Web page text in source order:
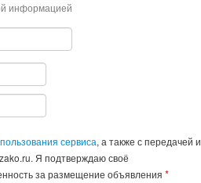
информацией
сервиса, а также с передачей и
Я подтверждаю своё
за размещение объявления *